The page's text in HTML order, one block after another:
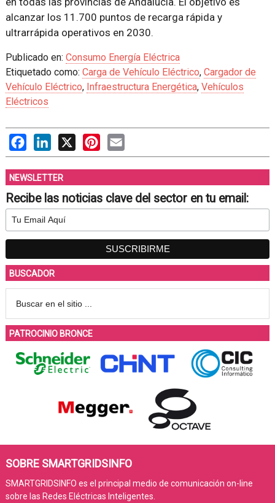
alcanzar los 11.700 puntos de recarga rápida y
ultrarrápida operativos en 2030.
Publicado en: Consumo Energía Eléctrica
Etiquetado como: Carga de Vehículo Eléctrico, Cargador de
Vehículo Eléctrico, Infraestructura Energética, Vehículos
Eléctricos
FacebookLinkedIn
X PinterestEmail
NEWSLETTER
Recibe las noticias clave del sector en tu email:
BUSCADOR
PATROCINIO BRONCE
SOBRE SMARTGRIDSINFO
SMARTGRIDSINFO es el principal medio de comunicación on-line
sobre las Redes Eléctricas Inteligentes.